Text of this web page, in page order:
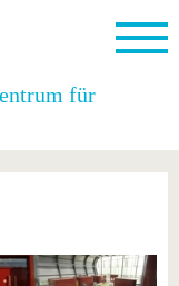
Transfer
und
Unileben
Dual
Career
für